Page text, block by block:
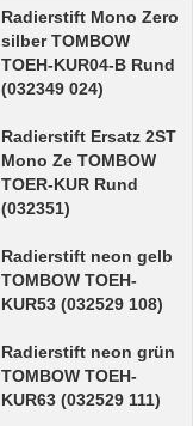
Radierstift Mono Zero
silber TOMBOW
TOEH-KUR04-B Rund
(032349 024)
Radierstift Ersatz 2ST
Mono Ze TOMBOW
TOER-KUR Rund
(032351)
Radierstift neon gelb
TOMBOW TOEH-
KUR53 (032529 108)
Radierstift neon grün
TOMBOW TOEH-
KUR63 (032529 111)